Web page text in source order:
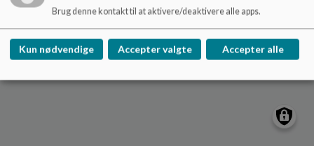
Brug denne kontakt til at aktivere/deaktivere alle apps.
Kun nødvendige Accepter valgte Accepter alle